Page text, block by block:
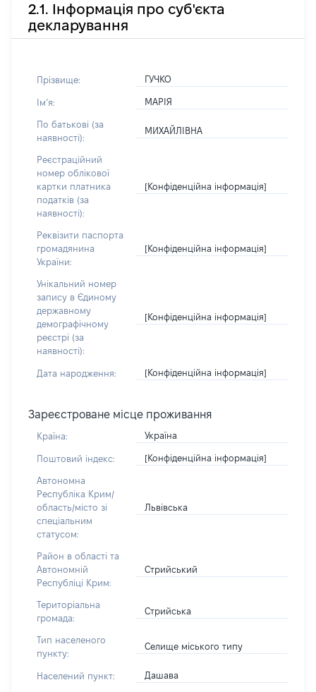
2.1. Інформація про суб'єкта
декларування
Прізвище: ГУЧКО
Імʼя: МАРІЯ
По батькові (за
наявності):
МИХАЙЛІВНА
Реєстраційний
номер облікової
картки платника
податків (за
наявності):
[Конфіденційна інформація]
Реквізити паспорта
громадянина
України:
[Конфіденційна інформація]
Унікальний номер
запису в Єдиному
державному
демографічному
реєстрі (за
наявності):
[Конфіденційна інформація]
Дата народження: [Конфіденційна інформація]
Зареєстроване місце проживання
Країна: Україна
Поштовий індекс: [Конфіденційна інформація]
Автономна
Республіка Крим/
область/місто зі
спеціальним
статусом:
Львівська
Район в області та
Автономній
Республіці Крим:
Стрийський
Територіальна
громада:
Стрийська
Тип населеного
пункту:
Селище міського типу
Населений пункт: Дашава